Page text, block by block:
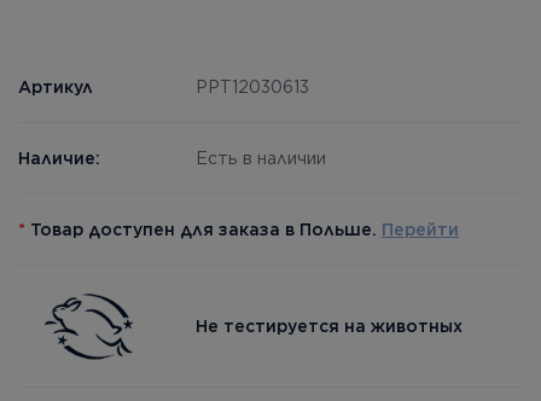
Артикул PPT12030613
Наличие: Есть в наличии
* Товар доступен для заказа в Польше. Перейти
Не тестируется на животных